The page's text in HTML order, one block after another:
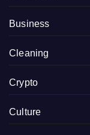
Business
Cleaning
Crypto
Culture